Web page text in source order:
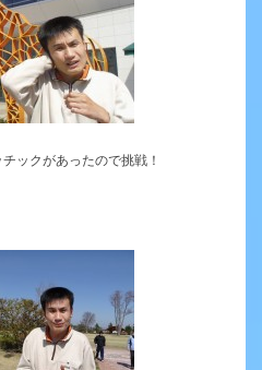
ックがあったので挑戦！